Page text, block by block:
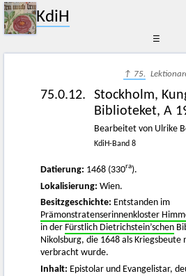
KdiH
☰
↑ 75.
75.0.12.
Stockholm,
Biblioteket, A
Bearbeitet von Ulrike
KdiH-Band 8
Datierung: 1468 (330ra).
Lokalisierung: Wien.
Besitzgeschichte: Entstanden im
Prämonstratenserinnenkloster
in der Fürstlich Dietrichstein’schen
Nikolsburg, die 1648 als Kriegsbeute
verbracht wurde.
Inhalt: Epistolar und Evangelistar,